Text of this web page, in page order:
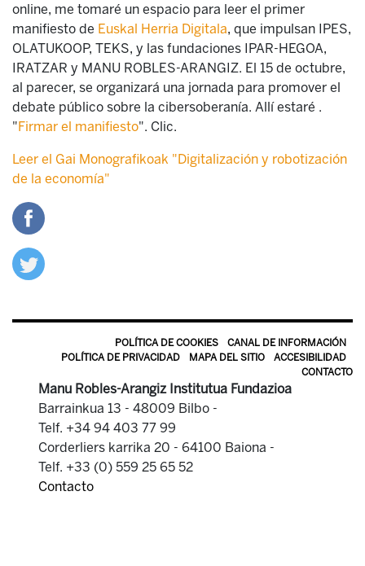
online, me tomaré un espacio para leer el primer
manifiesto de Euskal Herria Digitala, que impulsan IPES,
OLATUKOOP, TEKS, y las fundaciones IPAR-HEGOA,
IRATZAR y MANU ROBLES-ARANGIZ. El 15 de octubre,
al parecer, se organizará una jornada para promover el
debate público sobre la cibersoberanía. Allí estaré .
"Firmar el manifiesto". Clic.
Leer el Gai Monografikoak "Digitalización y robotización
de la economía"
POLÍTICA DE COOKIES
CANAL DE INFORMACIÓN
POLÍTICA DE PRIVACIDAD
MAPA DEL SITIO
ACCESIBILIDAD
CONTACTO
Manu Robles-Arangiz Institutua Fundazioa
Barrainkua 13 - 48009 Bilbo -
Telf. +34 94 403 77 99
Corderliers karrika 20 - 64100 Baiona -
Telf. +33 (0) 559 25 65 52
Contacto